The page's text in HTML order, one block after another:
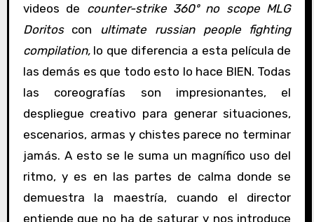
videos de counter-strike 360º no scope MLG
Doritos con ultimate russian people fighting
compilation, lo que diferencia a esta película de
las demás es que todo esto lo hace BIEN. Todas
las coreografías son impresionantes, el
despliegue creativo para generar situaciones,
escenarios, armas y chistes parece no terminar
jamás. A esto se le suma un magnífico uso del
ritmo, y es en las partes de calma donde se
demuestra la maestría, cuando el director
entiende que no ha de saturar y nos introduce